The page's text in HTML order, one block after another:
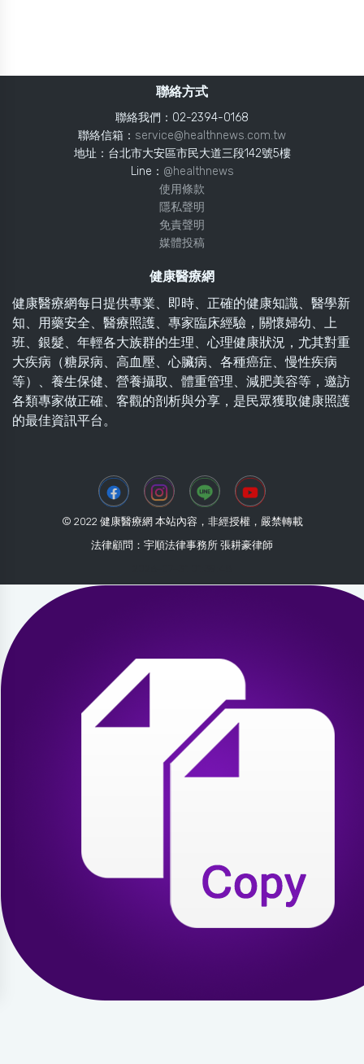
聯絡方式
聯絡我們：02-2394-0168
聯絡信箱： service@healthnews.com.tw
地址：台北市大安區市民大道三段142號5樓
Line： @healthnews
使用條款
隱私聲明
免責聲明
媒體投稿
健康醫療網
健康醫療網每日提供專業、即時、正確的健康知識、醫學新
知、用藥安全、醫療照護、專家臨床經驗，關懷婦幼、上
班、銀髮、年輕各大族群的生理、心理健康狀況，尤其對重
大疾病（糖尿病、高血壓、心臟病、各種癌症、慢性疾病
等）、養生保健、營養攝取、體重管理、減肥美容等，邀訪
各類專家做正確、客觀的剖析與分享，是民眾獲取健康照護
的最佳資訊平台。
© 2022 健康醫療網 本站內容，非經授權，嚴禁轉載
法律顧問：宇順法律事務所 張耕豪律師